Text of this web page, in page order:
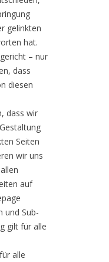
gelinkten
hat.
– nur
dass
diesen
dass wir
Seiten
wir uns
auf
und Sub-
gilt für alle
alle